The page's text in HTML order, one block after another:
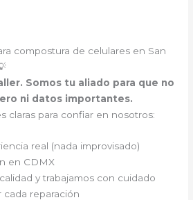
compostura de celulares en San
Somos tu aliado para que no
ni datos importantes.
claras para confiar en nosotros:
real (nada improvisado)
en CDMX
y trabajamos con cuidado
cada reparación